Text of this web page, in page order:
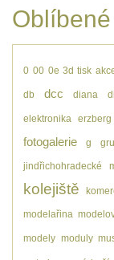
0 00 0e 3d tisk
db dcc diana
elektronika erzberg
fotogalerie g
jindřichohradecké
kolejiště
modelařina
modely moduly